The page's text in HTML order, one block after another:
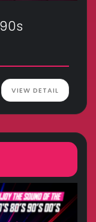
VIEW DETAIL